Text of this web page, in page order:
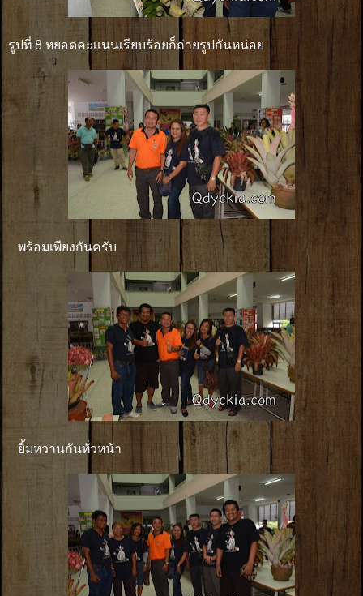
รูปที่ 8 หยอดคะเเนนเรียบร้อยก็ถ่ายรูปกันหน่อย
พร้อมเพียงกันครับ
ยิ้มหวานกันทั่วหน้า